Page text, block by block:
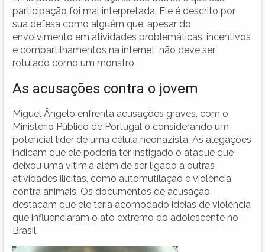
participação foi mal interpretada. Ele é descrito por
sua defesa como alguém que, apesar do
envolvimento em atividades problemáticas, incentivos
e compartilhamentos na internet, não deve ser
rotulado como um monstro.
As acusações contra o jovem
Miguel Ângelo enfrenta acusações graves, com o
Ministério Público de Portugal o considerando um
potencial líder de uma célula neonazista. As alegações
indicam que ele poderia ter instigado o ataque que
deixou uma vítim,a além de ser ligado a outras
atividades ilícitas, como automutilação e violência
contra animais. Os documentos de acusação
destacam que ele teria acomodado ideias de violência
que influenciaram o ato extremo do adolescente no
Brasil.